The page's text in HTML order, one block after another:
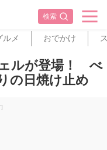
検索
ルメ おでかけ
ェルが登場！ べ
の日焼け止め